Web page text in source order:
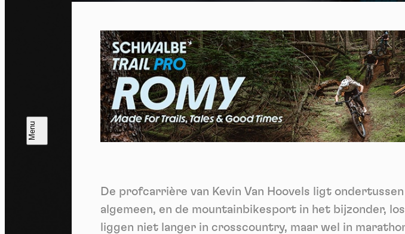
De profcarrière van Kevin Van Hoovels ligt
algemeen, en de mountainbikesport in het bijzonder,
liggen niet langer in crosscountry, maar wel in
Ik ga akkoord met het ontvangen van
Privacy policy
Allow all cookies Deny all cookies
Videos
Vimeo disallowed -
Allow Deny